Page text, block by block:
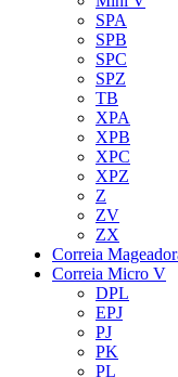
SPA
SPB
SPC
SPZ
TB
XPA
XPB
XPC
XPZ
Z
ZV
ZX
Correia
Correia Micro V
DPL
EPJ
PJ
PK
PL